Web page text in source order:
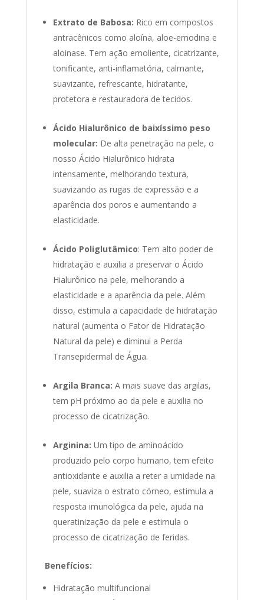
Extrato de Babosa: Rico em compostos
antracênicos como aloína, aloe-emodina e
aloinase. Tem ação emoliente, cicatrizante,
tonificante, anti-inflamatória, calmante,
suavizante, refrescante, hidratante,
protetora e restauradora de tecidos.
Ácido Hialurônico de baixíssimo peso
molecular: De alta penetração na pele, o
nosso Ácido Hialurônico hidrata
intensamente, melhorando textura,
suavizando as rugas de expressão e a
aparência dos poros e aumentando a
elasticidade.
Ácido Poliglutâmico: Tem alto poder de
hidratação e auxilia a preservar o Ácido
Hialurônico na pele, melhorando a
elasticidade e a aparência da pele. Além
disso, estimula a capacidade de hidratação
natural (aumenta o Fator de Hidratação
Natural da pele) e diminui a Perda
Transepidermal de Água.
Argila Branca: A mais suave das argilas,
tem pH próximo ao da pele e auxilia no
processo de cicatrização.
Arginina: Um tipo de aminoácido
produzido pelo corpo humano, tem efeito
antioxidante e auxilia a reter a umidade na
pele, suaviza o estrato córneo, estimula a
resposta imunológica da pele, ajuda na
queratinização da pele e estimula o
processo de cicatrização de feridas.
Benefícios:
Hidratação multifuncional